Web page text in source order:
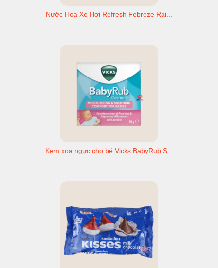
Nước Hoa Xe Hơi Refresh Febreze Rai...
Kem xoa ngực cho bé Vicks BabyRub S...